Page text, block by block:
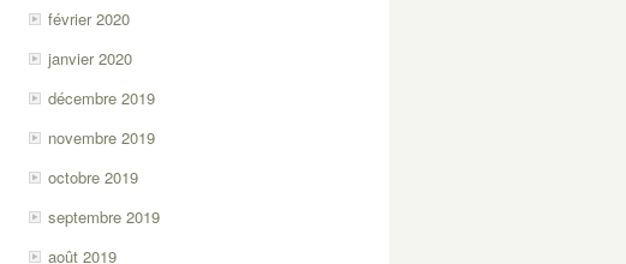
février 2020
janvier 2020
décembre 2019
novembre 2019
octobre 2019
septembre 2019
août 2019